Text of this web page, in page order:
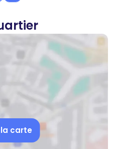
carte